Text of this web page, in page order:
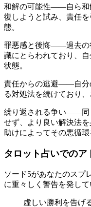
和解の可能性——自ら和
復しようと試み、責任
態。
罪悪感と後悔——過去の
識にとらわれており、
状態。
責任からの逃避——自分
る対処法を続けており
繰り返される争い——同
せず、より良い解決法
助けによってその悪循
タロット占いでのア
ソード5があなたのスプ
に重々しく警告を発して
虚しい勝利を告げ